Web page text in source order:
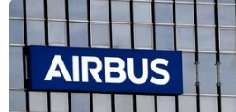
Lá cờ Tổ quốc không còn bay và
để tưởng nhớ Tổng Bí Thư